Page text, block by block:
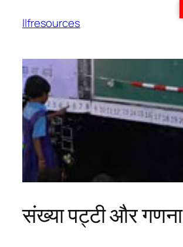
llfresources
संख्या पट्टी और गणना